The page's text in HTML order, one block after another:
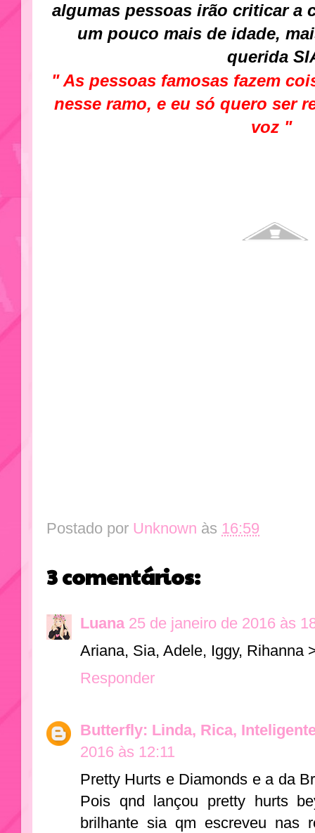
algumas pessoas irão criticar a
um pouco mais de idade,
querida
" As pessoas famosas fazem
nesse ramo, e eu só quero ser
voz "
Postado por Unknown às 16:59
3 comentários:
Luana 25 de janeiro de 2016 às
Ariana, Sia, Adele, Iggy, Rihanna
Responder
Butterfly: Linda, Rica,
2016 às 12:11
Pretty Hurts e Diamonds e a da
Pois qnd lançou pretty hurts
brilhante sia qm escreveu nas